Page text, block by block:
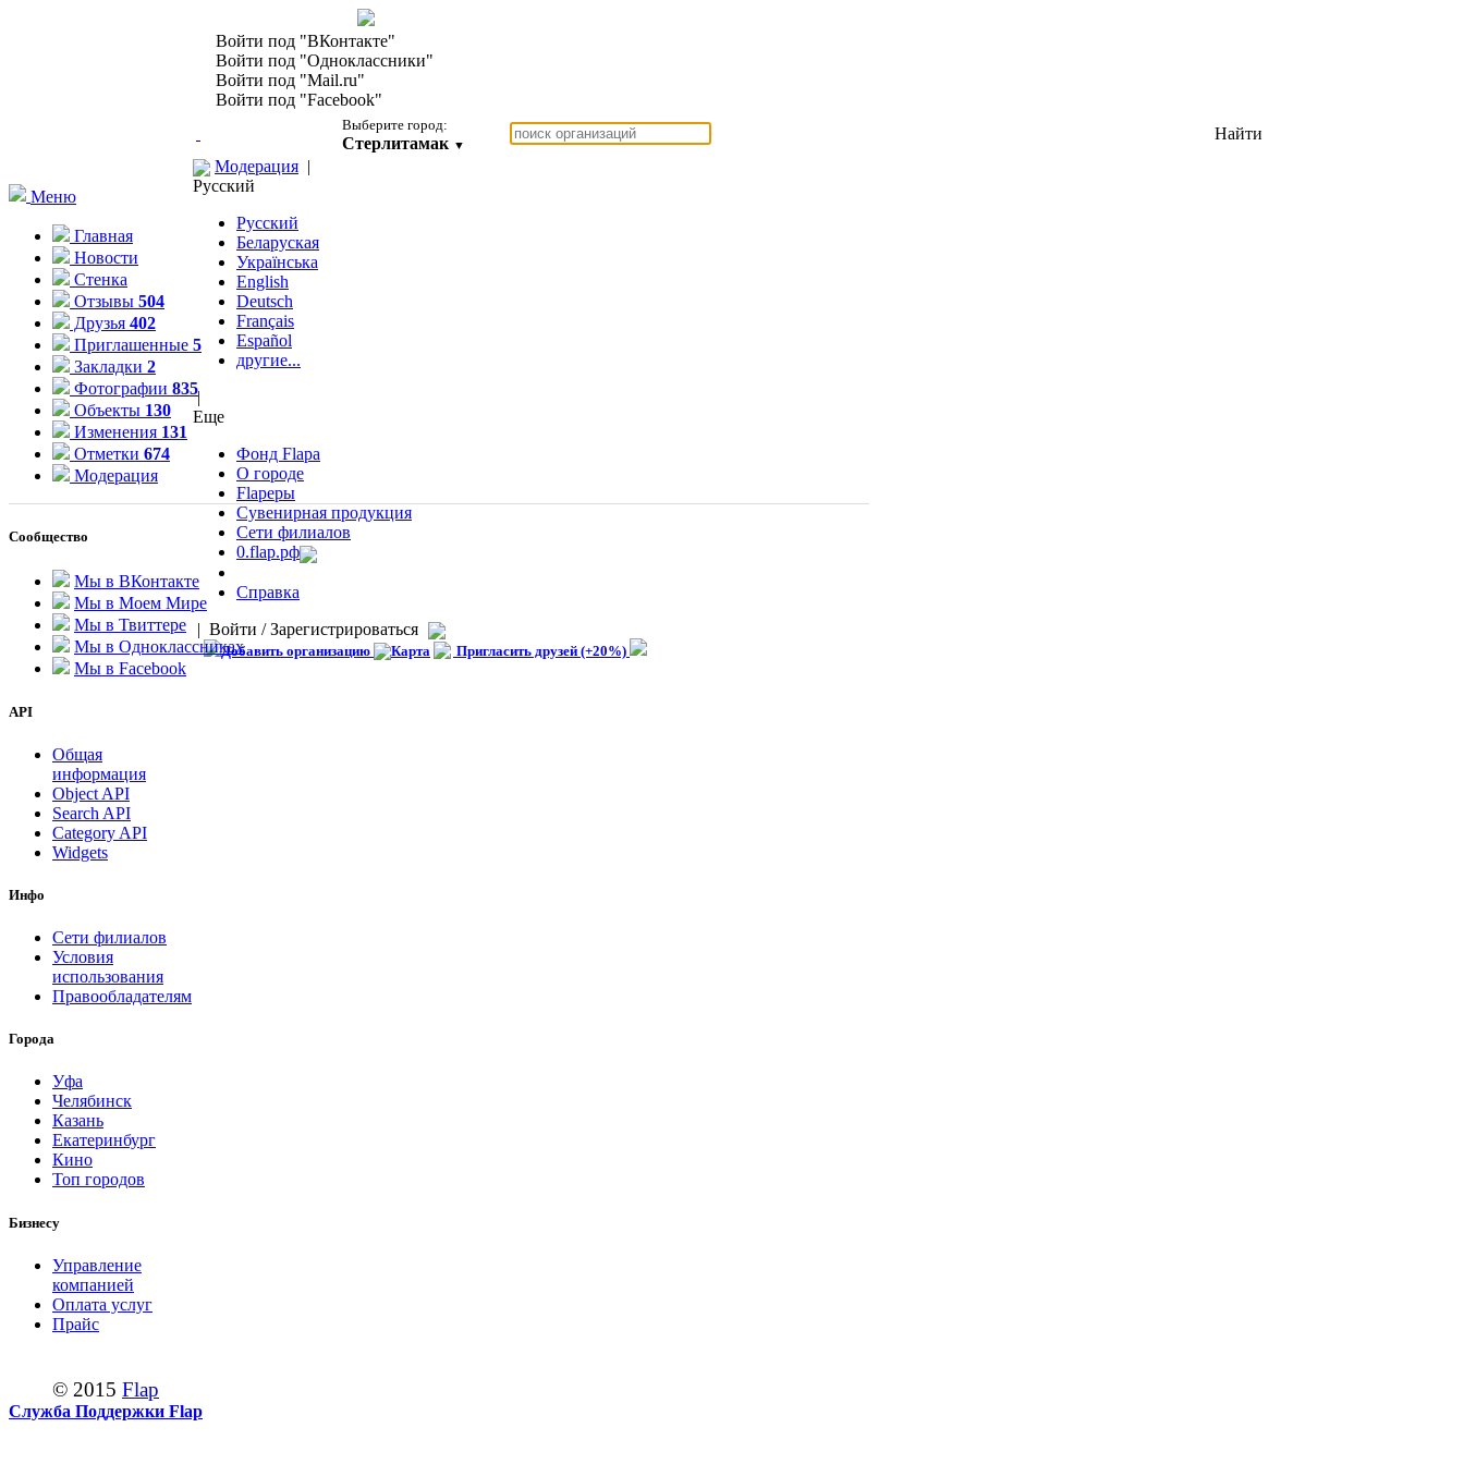
Войти под "ВКонтакте"
Войти под "Одноклассники"
Войти под "Mail.ru"
Войти под "Facebook"
Выберите город:
Стерлитамак ▼
Найти
Модерация |
Русский
Русский
Беларуская
Українська
English
Deutsch
Français
Español
другие...
|
Еще
Фонд Flapа
О городе
Flapеры
Сувенирная продукция
Сети филиалов
0.flap.рф
Справка
| Войти / Зарегистрироваться
Добавить организацию Карта Пригласить друзей (+20%)
Меню
Главная
Новости
Стенка
Отзывы 504
Друзья 402
Приглашенные 5
Закладки 2
Фотографии 835
Объекты 130
Изменения 131
Отметки 674
Модерация
Сообщество
Мы в ВКонтакте
Мы в Моем Мире
Мы в Твиттере
Мы в Одноклассниках
Мы в Facebook
API
Общая
информация
Object API
Search API
Category API
Widgets
Инфо
Сети филиалов
Условия
использования
Правообладателям
Города
Уфа
Челябинск
Казань
Екатеринбург
Кино
Топ городов
Бизнесу
Управление
компанией
Оплата услуг
Прайс
© 2015 Flap
Служба Поддержки Flap